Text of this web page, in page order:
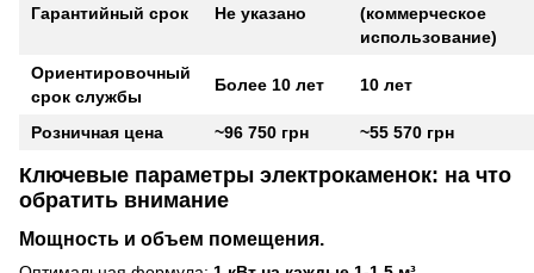
Гарантийный срок Не указано
(коммерческое
использование)
Ориентировочный
срок службы
Более 10 лет 10 лет
Розничная цена ~96 750 грн ~55 570 грн
Ключевые параметры электрокаменок: на что
обратить внимание
Мощность и объем помещения.